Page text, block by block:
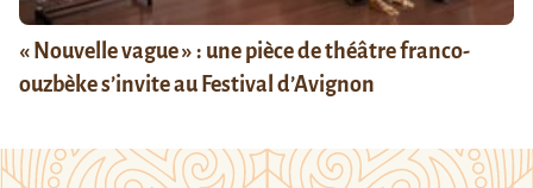
« Nouvelle vague » : une pièce de théâtre franco-
ouzbèke s’invite au Festival d’Avignon